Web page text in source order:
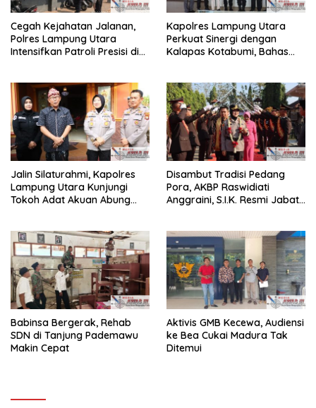
Cegah Kejahatan Jalanan,
Polres Lampung Utara
Intensifkan Patroli Presisi di
Kapolres Lampung Utara
Perkuat Sinergi dengan
Kalapas Kotabumi, Bahas
Jalin Silaturahmi, Kapolres
Lampung Utara Kunjungi
Tokoh Adat Akuan Abung
Disambut Tradisi Pedang
Pora, AKBP Raswidiati
Anggraini, S.I.K. Resmi Jabat
Babinsa Bergerak, Rehab
SDN di Tanjung Pademawu
Makin Cepat
Aktivis GMB Kecewa, Audiensi
ke Bea Cukai Madura Tak
Ditemui